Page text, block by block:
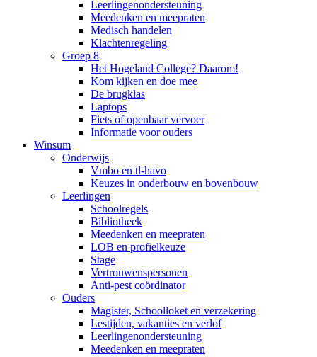
Leerlingenondersteuning
Meedenken en meepraten
Medisch handelen
Klachtenregeling
Groep 8
Het Hogeland College? Daarom!
Kom kijken en doe mee
De brugklas
Laptops
Fiets of openbaar vervoer
Informatie voor ouders
Winsum
Onderwijs
Vmbo en tl-havo
Keuzes in onderbouw en bovenbouw
Leerlingen
Schoolregels
Bibliotheek
Meedenken en meepraten
LOB en profielkeuze
Stage
Vertrouwenspersonen
Anti-pest coördinator
Ouders
Magister, Schoolloket en verzekering
Lestijden, vakanties en verlof
Leerlingenondersteuning
Meedenken en meepraten